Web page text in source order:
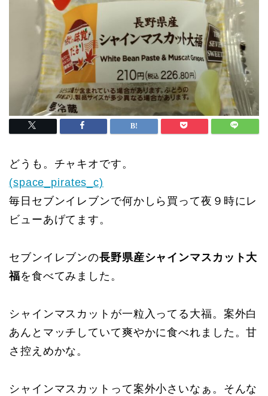
どうも。チャキオです。
(space_pirates_c)
毎日セブンイレブンで何かしら買って夜９時にレ
ビューあげてます。
セブンイレブンの長野県産シャインマスカット大
福を食べてみました。
シャインマスカットが一粒入ってる大福。案外白
あんとマッチしていて爽やかに食べれました。甘
さ控えめかな。
シャインマスカットって案外小さいなぁ。そんな